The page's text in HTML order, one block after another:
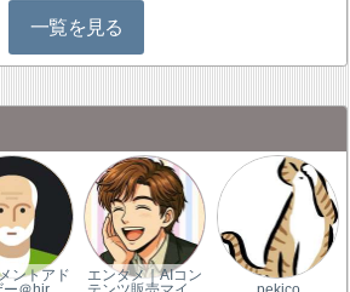
一覧を見る
ントアド
エンタメ｜AIコン